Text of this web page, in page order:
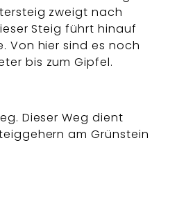
zweigt nach
Steig führt hinauf
Von hier sind es noch
bis zum Gipfel.
Dieser Weg dient
am Grünstein